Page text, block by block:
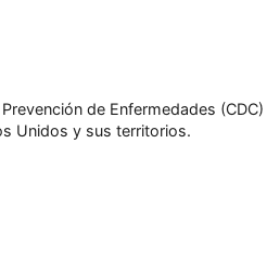
de Enfermedades
Unidos y sus territorios.